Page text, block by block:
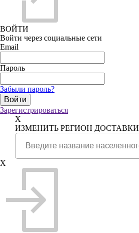
ВОЙТИ
Войти через социальные сети
Email
Пароль
Забыли пароль?
Зарегистрироваться
X
ИЗМЕНИТЬ РЕГИОН ДОСТАВКИ
X